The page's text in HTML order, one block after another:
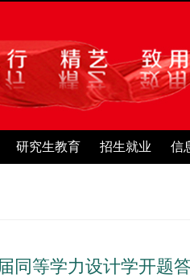
研究生教育 招生就业 信
同等学力设计学开题